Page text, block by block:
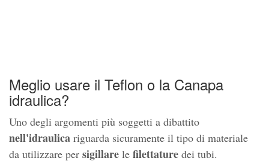
Meglio usare il Teflon o la Canapa
idraulica?
Uno degli argomenti più soggetti a dibattito
nell'idraulica riguarda sicuramente il tipo di materiale
da utilizzare per sigillare le filettature dei tubi.